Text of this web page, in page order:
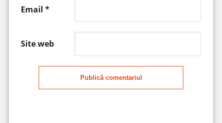
Email *
Site web
Publică comentariul